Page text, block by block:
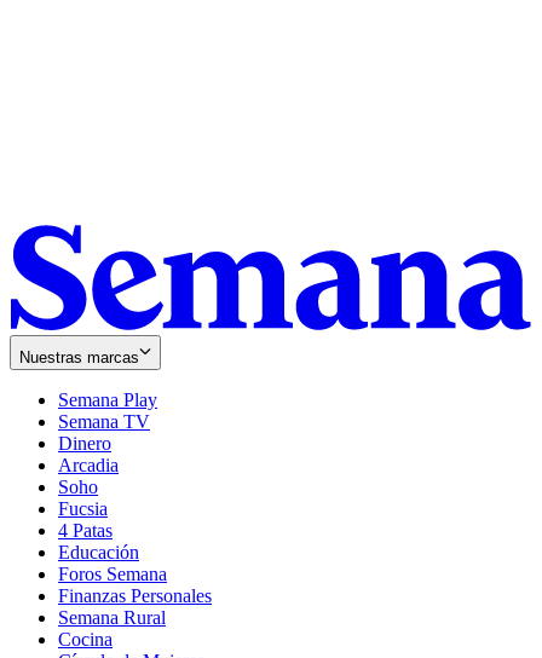
Nuestras marcas
Semana Play
Semana TV
Dinero
Arcadia
Soho
in
new
window
Fucsia
in
new
window
4 Patas
Educación
Foros Semana
Finanzas Personales
Semana Rural
Cocina